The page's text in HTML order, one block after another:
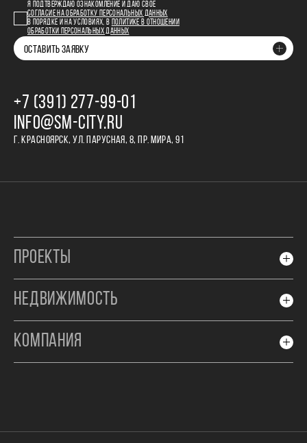
Я ПОДТВЕРЖДАЮ ОЗНАКОМЛЕНИЕ И ДАЮ СВОЕ
СОГЛАСИЕ НА ОБРАБОТКУ ПЕРСОНАЛЬНЫХ ДАННЫХ
В ПОРЯДКЕ И НА УСЛОВИЯХ, В
ПОЛИТИКЕ В ОТНОШЕНИИ
ОБРАБОТКИ ПЕРСОНАЛЬНЫХ ДАННЫХ
ОСТАВИТЬ ЗАЯВКУ
+7 (391) 277‒99‒01
INFO@SM-CITY.RU
Г. КРАСНОЯРСК, УЛ. ПАРУСНАЯ, 8, ПР. МИРА, 91
ПРОЕКТЫ
НЕДВИЖИМОСТЬ
КОМПАНИЯ